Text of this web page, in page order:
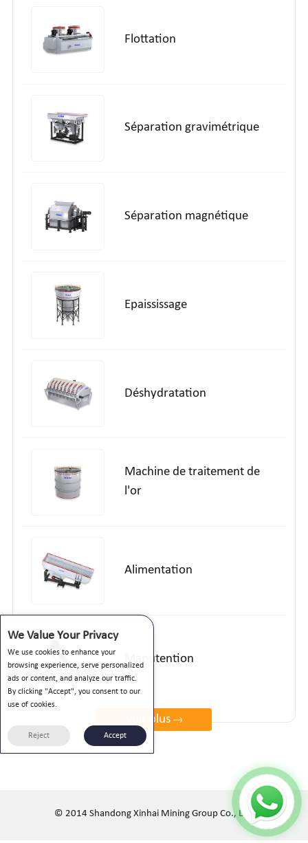
Flottation
Séparation gravimétrique
Séparation magnétique
Epaississage
Déshydratation
Machine de traitement de
l'or
Alimentation
Manutention
voir plus
© 2014 Shandong Xinhai Mining Group Co., Ltd.
We Value Your Privacy
We use cookies to enhance your
browsing experience, serve personalized
ads or content, and analyze our traffic.
By clicking "Accept", you consent to our
use of cookies.
Reject Accept